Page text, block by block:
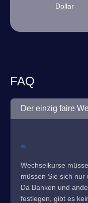
Dollar
FAQ
Der einzig faire
Wechselkurse
müssen Sie sich nur
Da Banken und
festlegen, gibt es